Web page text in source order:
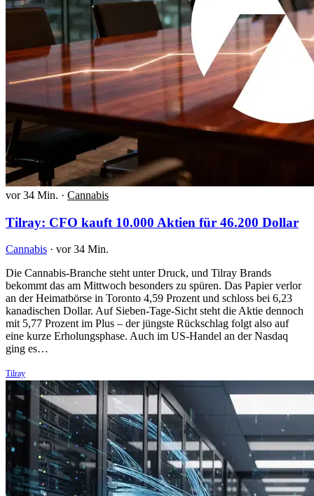
vor 34 Min. · Cannabis
Tilray: CFO kauft 10.000 Aktien für 46.200 Dollar
Cannabis · vor 34 Min.
Die Cannabis-Branche steht unter Druck, und Tilray Brands
bekommt das am Mittwoch besonders zu spüren. Das Papier verlor
an der Heimatbörse in Toronto 4,59 Prozent und schloss bei 6,23
kanadischen Dollar. Auf Sieben-Tage-Sicht steht die Aktie dennoch
mit 5,77 Prozent im Plus – der jüngste Rückschlag folgt also auf
eine kurze Erholungsphase. Auch im US-Handel an der Nasdaq
ging es…
Tilray